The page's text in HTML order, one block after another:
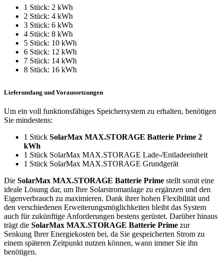
1 Stück: 2 kWh
2 Stück: 4 kWh
3 Stück: 6 kWh
4 Stück: 8 kWh
5 Stück: 10 kWh
6 Stück: 12 kWh
7 Stück: 14 kWh
8 Stück: 16 kWh
Lieferumfang und Voraussetzungen
Um ein voll funktionsfähiges Speichersystem zu erhalten, benötigen
Sie mindestens:
1 Stück SolarMax MAX.STORAGE Batterie Prime 2
kWh
1 Stück SolarMax MAX.STORAGE Lade-/Entladeeinheit
1 Stück SolarMax MAX.STORAGE Grundgerät
Die SolarMax MAX.STORAGE Batterie Prime stellt somit eine
ideale Lösung dar, um Ihre Solarstromanlage zu ergänzen und den
Eigenverbrauch zu maximieren. Dank ihrer hohen Flexibilität und
den verschiedenen Erweiterungsmöglichkeiten bleibt das System
auch für zukünftige Anforderungen bestens gerüstet. Darüber hinaus
trägt die SolarMax MAX.STORAGE Batterie Prime zur
Senkung Ihrer Energiekosten bei, da Sie gespeicherten Strom zu
einem späteren Zeitpunkt nutzen können, wann immer Sie ihn
benötigen.